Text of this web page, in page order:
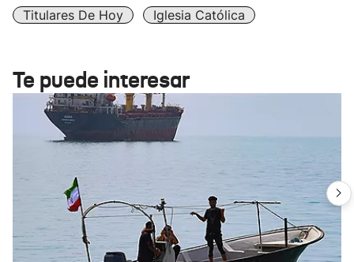
Titulares De Hoy
Iglesia Católica
Te puede interesar